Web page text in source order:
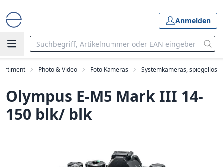
Anmelden
Photo & Video Foto Kameras Systemkameras, spiegellos
Olympus E-M5 Mark III 14-
150 blk/ blk